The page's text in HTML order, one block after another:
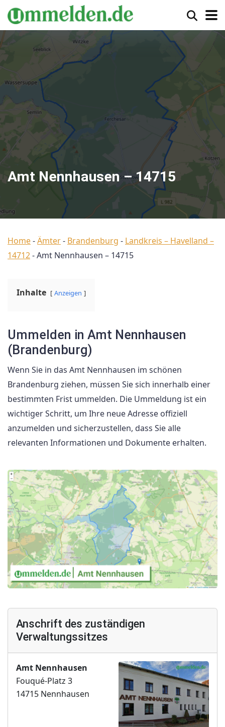
Amt Nennhausen – 14715
Home-Ämter- Brandenburg - Landkreis – Havelland –
14712-Amt Nennhausen – 14715
Inhalte Anzeigen
Ummelden in Amt Nennhausen
(Brandenburg)
Wenn Sie in das Amt Nennhausen im schönen
Brandenburg ziehen, müssen Sie sich innerhalb einer
bestimmten Frist ummelden. Die Ummeldung ist ein
wichtiger Schritt, um Ihre neue Adresse offiziell
anzumelden und sicherzustellen, dass Sie alle
relevanten Informationen und Dokumente erhalten.
Anschrift des zuständigen
Verwaltungssitzes
Amt Nennhausen
Fouqué-Platz 3
14715 Nennhausen